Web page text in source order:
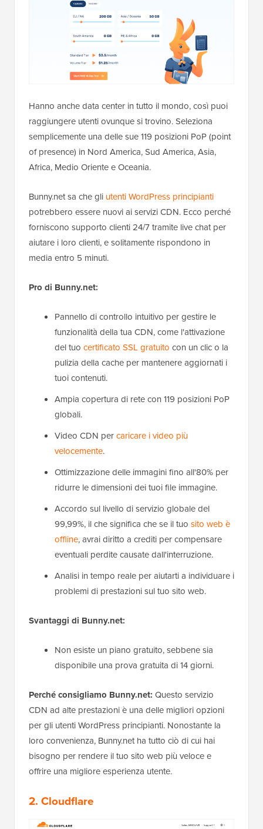
Hanno anche data center in tutto il mondo, così puoi
raggiungere utenti ovunque si trovino. Seleziona
semplicemente una delle sue 119 posizioni PoP (point
of presence) in Nord America, Sud America, Asia,
Africa, Medio Oriente e Oceania.
Bunny.net sa che gli utenti WordPress principianti
potrebbero essere nuovi ai servizi CDN. Ecco perché
forniscono supporto clienti 24/7 tramite live chat per
aiutare i loro clienti, e solitamente rispondono in
media entro 5 minuti.
Pro di Bunny.net:
Pannello di controllo intuitivo per gestire le
funzionalità della tua CDN, come l'attivazione
del tuo certificato SSL gratuito con un clic o la
pulizia della cache per mantenere aggiornati i
tuoi contenuti.
Ampia copertura di rete con 119 posizioni PoP
globali.
Video CDN percaricare i video più
velocemente.
Ottimizzazione delle immagini fino all'80% per
ridurre le dimensioni dei tuoi file immagine.
Accordo sul livello di servizio globale del
99,99%, il che significa che se il tuo sito web è
offline, avrai diritto a crediti per compensare
eventuali perdite causate dall'interruzione.
Analisi in tempo reale per aiutarti a individuare i
problemi di prestazioni sul tuo sito web.
Svantaggi di Bunny.net:
Non esiste un piano gratuito, sebbene sia
disponibile una prova gratuita di 14 giorni.
Perché consigliamo Bunny.net: Questo servizio
CDN ad alte prestazioni è una delle migliori opzioni
per gli utenti WordPress principianti. Nonostante la
loro convenienza, Bunny.net ha tutto ciò di cui hai
bisogno per rendere il tuo sito web più veloce e
offrire una migliore esperienza utente.
2. Cloudflare